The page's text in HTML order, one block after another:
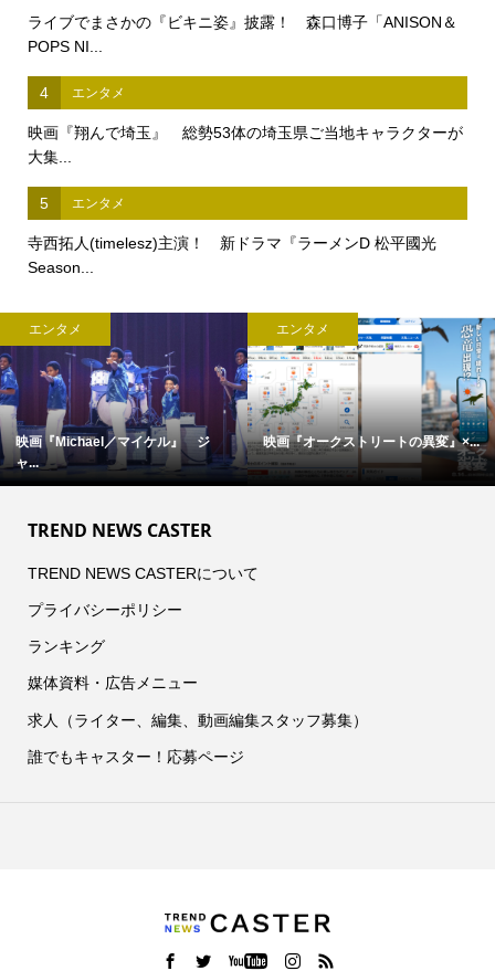
ライブでまさかの『ビキニ姿』披露！ 森口博子「ANISON＆
POPS NI...
4 エンタメ
映画『翔んで埼玉』 総勢53体の埼玉県ご当地キャラクターが
大集...
5 エンタメ
寺西拓人(timelesz)主演！ 新ドラマ『ラーメンD 松平國光
Season...
エンタメ
映画『Michael／マイケル』 ジ
ャ...
エンタメ
映画『オークストリートの異変』×...
TREND NEWS CASTER
TREND NEWS CASTERについて
プライバシーポリシー
ランキング
媒体資料・広告メニュー
求人（ライター、編集、動画編集スタッフ募集）
誰でもキャスター！応募ページ